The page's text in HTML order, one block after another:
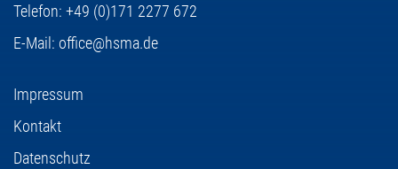
Telefon: +49 (0)171 2277 672
E-Mail: office@hsma.de
Impressum
Kontakt
Datenschutz